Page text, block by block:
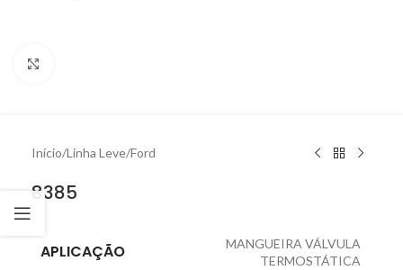
Início/Linha Leve/Ford
8385
APLICAÇÃO
MANGUEIRA VÁLVULA
TERMOSTÁTICA